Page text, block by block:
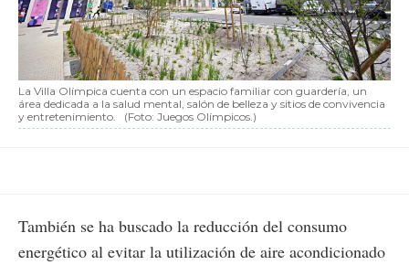
La Villa Olímpica cuenta con un espacio familiar con guardería, un
área dedicada a la salud mental, salón de belleza y sitios de convivencia
y entretenimiento.
(Foto: Juegos Olímpicos.)
También se ha buscado la reducción del consumo
energético al evitar la utilización de aire acondicionado